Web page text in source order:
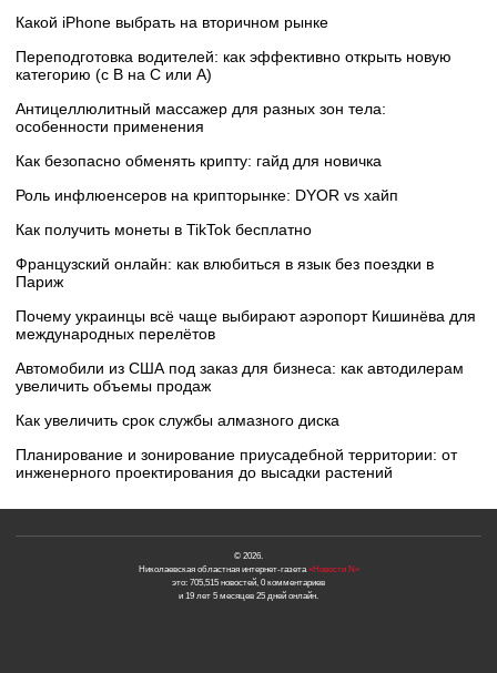
Какой iPhone выбрать на вторичном рынке
Переподготовка водителей: как эффективно открыть новую
категорию (с B на C или А)
Антицеллюлитный массажер для разных зон тела:
особенности применения
Как безопасно обменять крипту: гайд для новичка
Роль инфлюенсеров на крипторынке: DYOR vs хайп
Как получить монеты в TikTok бесплатно
Французский онлайн: как влюбиться в язык без поездки в
Париж
Почему украинцы всё чаще выбирают аэропорт Кишинёва для
международных перелётов
Автомобили из США под заказ для бизнеса: как автодилерам
увеличить объемы продаж
Как увеличить срок службы алмазного диска
Планирование и зонирование приусадебной территории: от
инженерного проектирования до высадки растений
© 2026.
Николаевская областная интернет-газета«Новости N»
это: 705,515 новостей, 0 комментариев
и 19 лет 5 месяцев 25 дней онлайн.